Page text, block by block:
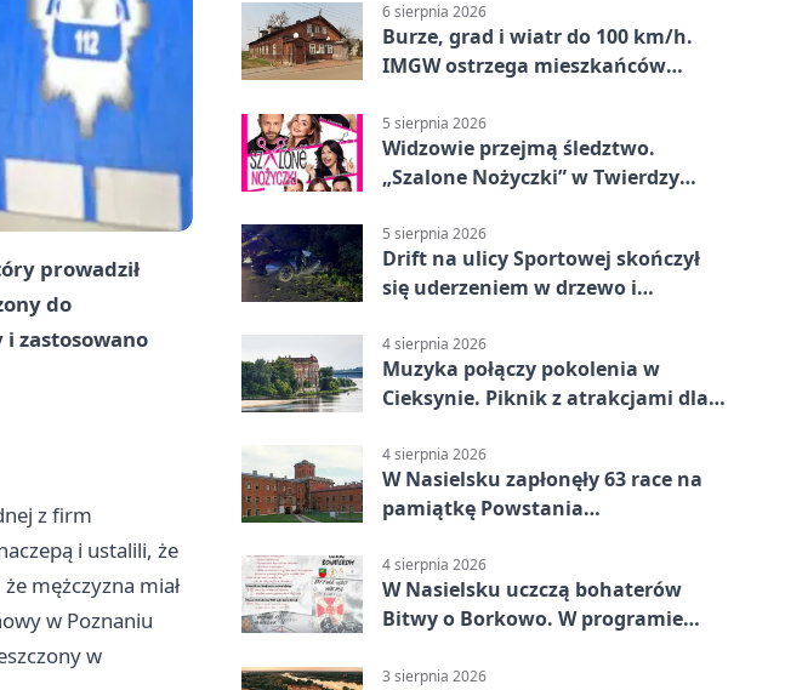
prowadził
do
zastosowano
z firm
i ustalili, że
mężczyzna miał
w Poznaniu
w
6 sierpnia 2026
Burze, grad i wiatr do 100 km/h.
IMGW ostrzega mieszkańców
5 sierpnia 2026
Widzowie przejmą śledztwo.
„Szalone Nożyczki” w Twierdzy
5 sierpnia 2026
Drift na ulicy Sportowej skończył
się uderzeniem w drzewo i
4 sierpnia 2026
Muzyka połączy pokolenia w
Cieksynie. Piknik z atrakcjami dla
4 sierpnia 2026
W Nasielsku zapłonęły 63 race na
pamiątkę Powstania
4 sierpnia 2026
W Nasielsku uczczą bohaterów
Bitwy o Borkowo. W programie
3 sierpnia 2026